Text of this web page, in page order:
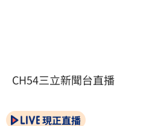
CH54三立新聞台直播
現正直播